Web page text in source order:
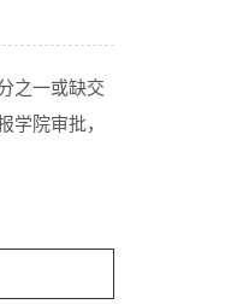
之一或缺交
学院审批，